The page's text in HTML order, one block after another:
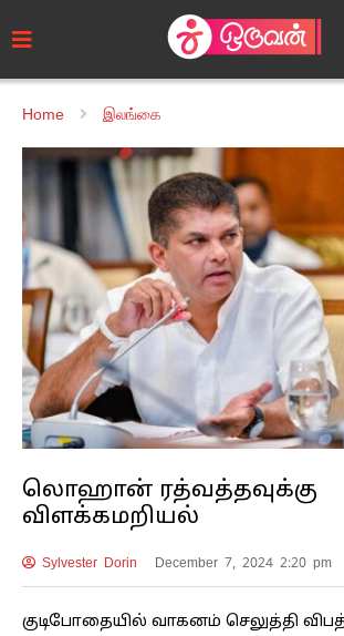
Home இலங்கை
லொஹான் ரத்வத்தவுக்கு
விளக்கமறியல்
Sylvester Dorin December 7, 2024 2:20 pm
குடிபோதையில் வாகனம் செலுத்தி